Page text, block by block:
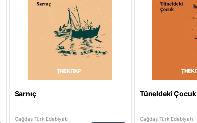
Sarnıç
Çağdaş Türk Edebiyatı
Tüneldeki Çocuk
Çağdaş Türk Edebiyatı